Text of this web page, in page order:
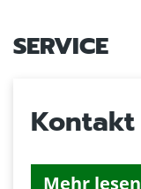
SERVICE
Kontakt
Mehr lesen